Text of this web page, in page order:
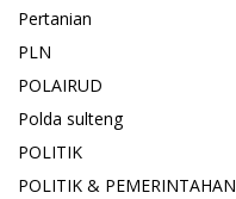
Pertanian
PLN
POLAIRUD
Polda sulteng
POLITIK
POLITIK & PEMERINTAHAN